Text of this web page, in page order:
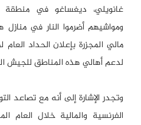
غانويلي، ديغساغو في منطقة
ومواشيهم أضرموا النار في
مالي المجزرة بإعلان الحداد
لدعم أهالي هذه المناطق للجيش
وتجدر الإشارة إلى أنه مع تصاعد
الفرنسية والمالية خلال العام